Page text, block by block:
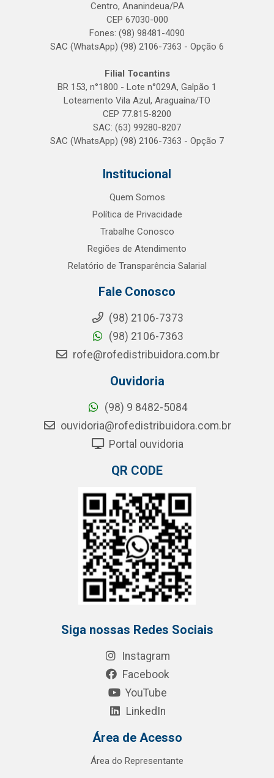
Centro, Ananindeua/PA
CEP 67030-000
Fones: (98) 98481-4090
SAC (WhatsApp) (98) 2106-7363 - Opção 6
Filial Tocantins
BR 153, n°1800 - Lote n°029A, Galpão 1
Loteamento Vila Azul, Araguaína/TO
CEP 77.815-8200
SAC: (63) 99280-8207
SAC (WhatsApp) (98) 2106-7363 - Opção 7
Institucional
Quem Somos
Política de Privacidade
Trabalhe Conosco
Regiões de Atendimento
Relatório de Transparência Salarial
Fale Conosco
(98) 2106-7373
(98) 2106-7363
rofe@rofedistribuidora.com.br
Ouvidoria
(98) 9 8482-5084
ouvidoria@rofedistribuidora.com.br
Portal ouvidoria
QR CODE
Siga nossas Redes Sociais
Instagram
Facebook
YouTube
LinkedIn
Área de Acesso
Área do Representante